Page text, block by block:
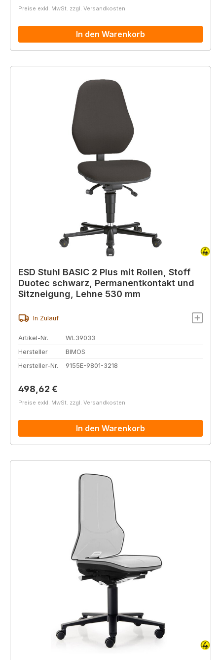
Preise exkl. MwSt. zzgl. Versandkosten
In den Warenkorb
ESD Stuhl BASIC 2 Plus mit Rollen, Stoff
Duotec schwarz, Permanentkontakt und
Sitzneigung, Lehne 530 mm
In Zulauf
Artikel-Nr.
WL39033
Hersteller
BIMOS
Hersteller-Nr.
9155E-9801-3218
Regulärer Preis:
498,62 €
Preise exkl. MwSt. zzgl. Versandkosten
In den Warenkorb